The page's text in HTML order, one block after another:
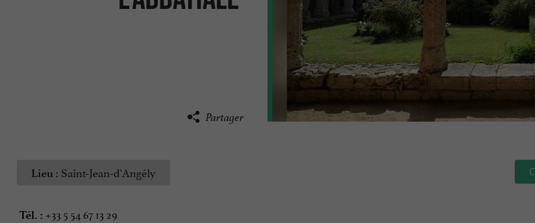
Partager
Lieu : Saint-Jean-d'Angély
Tél. : +33 5 54 67 13 29